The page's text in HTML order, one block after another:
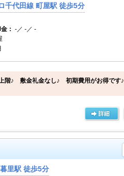
千代田線 町屋駅 徒歩5分
： -／ -／ -
階♪ 敷金礼金なし♪ 初期費用がお得です♪
里駅 徒歩5分